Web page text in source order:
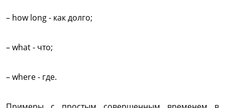
– how long - как долго;
– what - что;
– where - где.